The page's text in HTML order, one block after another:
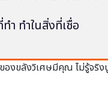
ำ ทำในสิ่งที่เชื่อ